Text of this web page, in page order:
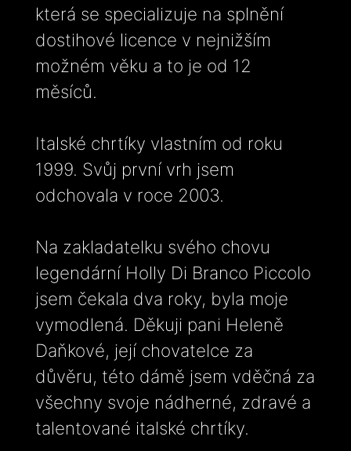
která se specializuje na splnění
dostihové licence v nejnižším
možném věku a to je od 12
měsíců.
Italské chrtíky vlastním od roku
1999. Svůj první vrh jsem
odchovala v roce 2003.
Na zakladatelku svého chovu
legendární Holly Di Branco Piccolo
jsem čekala dva roky, byla moje
vymodlená. Děkuji pani Heleně
Daňkové, její chovatelce za
důvěru, této dámě jsem vděčná za
všechny svoje nádherné, zdravé a
talentované italské chrtíky.